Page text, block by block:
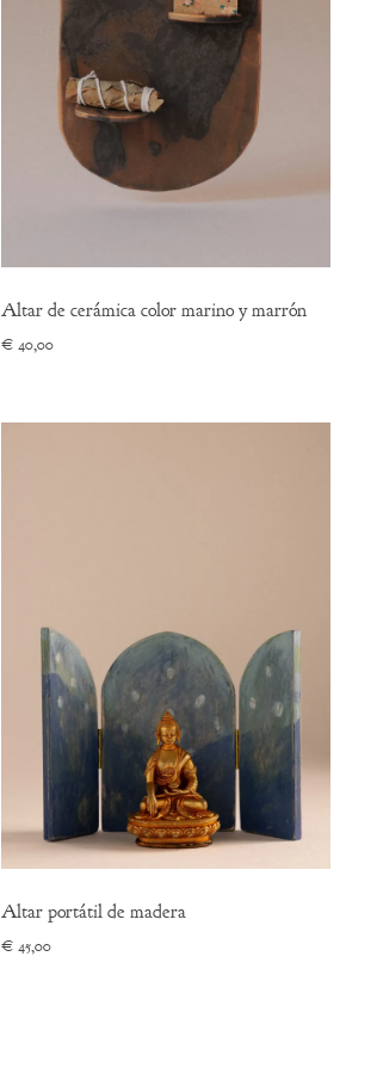
Altar de cerámica color marino y marrón
€ 40,00
Altar portátil de madera
€ 45,00